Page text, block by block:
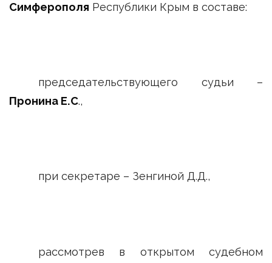
Симферополя Республики Крым в составе:
председательствующего судьи –
Пронина Е.С.,
при секретаре – Зенгиной Д.Д.,
рассмотрев в открытом судебном